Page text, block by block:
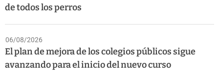
de todos los perros
06/08/2026
El plan de mejora de los colegios públicos sigue
avanzando para el inicio del nuevo curso